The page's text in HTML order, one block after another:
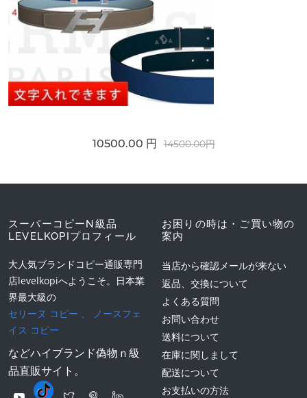
10500.00 円 14500.00円
スーパーコピーN級品
LEVELKOPIプロフィール
大人気ブランドコピー通販専門
店levelkopiへようこそ。日本業
界最大級の
セリーヌ コピー 、
ノースフェ
イス コピー
などハイブランド偽物ｎ級
品直販サイト。
お困りの時は・ご買い物の
案内
当店から確認メールが来ない
返品、交換について
よくある質問
お問い合わせ
送料について
在庫に関しまして
配送について
お支払いの方法